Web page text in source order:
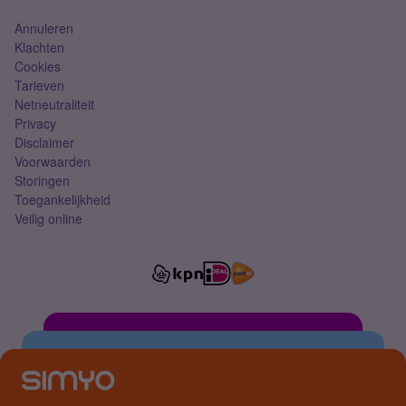
Annuleren
Klachten
Cookies
Tarieven
Netneutraliteit
Privacy
Disclaimer
Voorwaarden
Storingen
Toegankelijkheid
Veilig online